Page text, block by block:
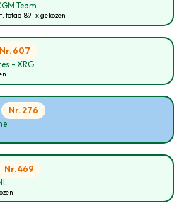
Team
totaal891 x gekozen
Nr. 607
- XRG
Nr. 276
Nr. 469